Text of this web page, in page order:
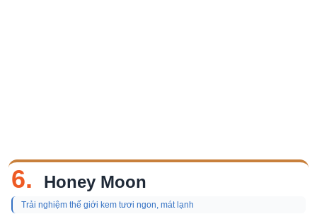
6. Honey Moon
Trải nghiệm thế giới kem tươi ngon, mát lạnh